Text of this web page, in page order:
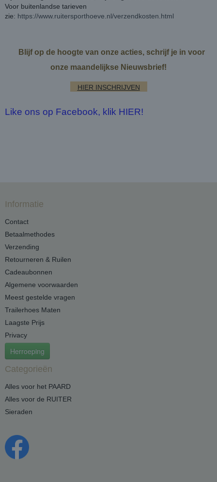
Voor buitenlandse tarieven
zie: https://www.ruitersporthoeve.nl/verzendkosten.html
Blijf op de hoogte van onze acties, schrijf je in voor
onze maandelijkse Nieuwsbrief!
HIER INSCHRIJVEN
Like ons op Facebook, klik HIER!
Informatie
Contact
Betaalmethodes
Verzending
Retourneren & Ruilen
Cadeaubonnen
Algemene voorwaarden
Meest gestelde vragen
Trailerhoes Maten
Laagste Prijs
Privacy
Herroeping
Categorieën
Alles voor het PAARD
Alles voor de RUITER
Sieraden